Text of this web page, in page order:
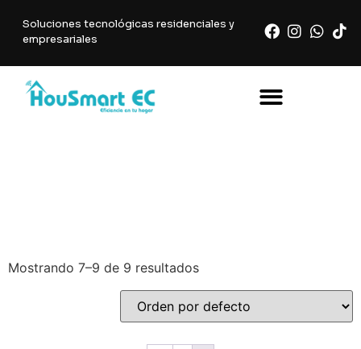
Soluciones tecnológicas residenciales y
empresariales
Mostrando 7–9 de 9 resultados